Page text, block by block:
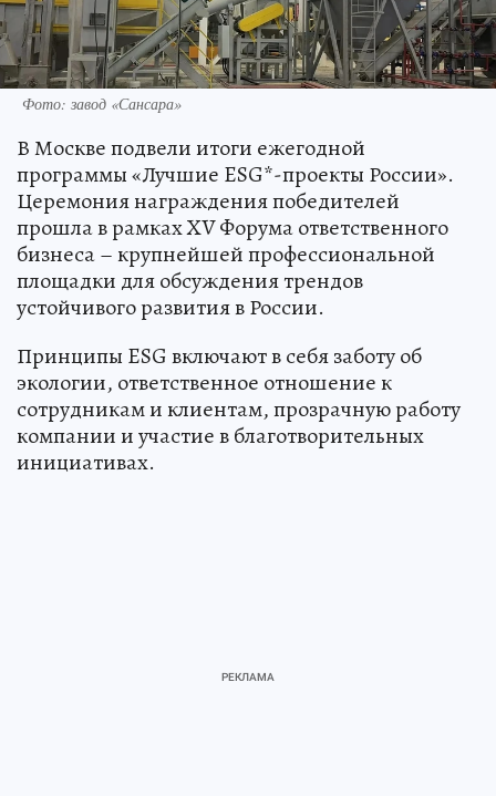
Фото: завод «Сансара»
В Москве подвели итоги ежегодной
программы «Лучшие ESG*-проекты России».
Церемония награждения победителей
прошла в рамках XV Форума ответственного
бизнеса – крупнейшей профессиональной
площадки для обсуждения трендов
устойчивого развития в России.
Принципы ESG включают в себя заботу об
экологии, ответственное отношение к
сотрудникам и клиентам, прозрачную работу
компании и участие в благотворительных
инициативах.